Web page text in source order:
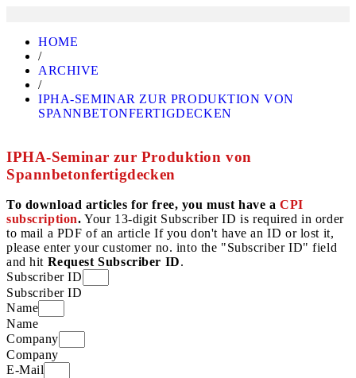
HOME
/
ARCHIVE
/
IPHA-SEMINAR ZUR PRODUKTION VON
SPANNBETONFERTIGDECKEN
IPHA-Seminar zur Produktion von
Spannbetonfertigdecken
To download articles for free, you must have aCPI
subscription. Your 13-digit Subscriber ID is required in order
to mail a PDF of an article If you don't have an ID or lost it,
please enter your customer no. into the "Subscriber ID" field
and hit Request Subscriber ID.
Subscriber ID
Subscriber ID
Name
Name
Company
Company
E-Mail